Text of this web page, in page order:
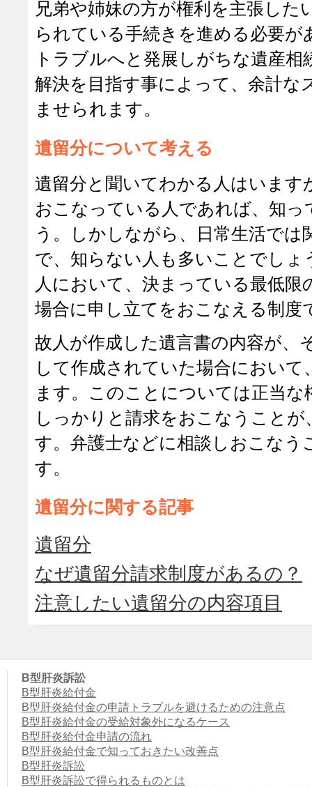
兄弟や姉妹の方が権利を主張した
られている手続きを進める必要
トラブルへと発展しがちな遺産
解決を目指す事によって、余計な
ませられます。
遺留分について考える
遺留分と聞いてわかる人はいます
おこなっている人であれば、知
う。しかしながら、日常生活で
で、知らない人も多いことでしょ
人において、決まっている最低限
場合に申し立てをおこなえる制度
故人が作成した遺言書の内容が、
して作成されていた場合におい
ます。このことについては正当
しっかりと請求をおこなうこと
す。弁護士などに相談しおこなう
す。
遺留分に関する記事
遺留分
なぜ遺留分請求制度があるの？
注意したい遺留分の内容項目
B型肝炎訴訟
B型肝炎給付金
B型肝炎給付金の申請トラブルを避けるための注意点
B型肝炎給付金の受給対象外になるケース
B型肝炎給付金申請の流れ
B型肝炎給付金で知っておきたい改善点
B型肝炎訴訟
B型肝炎訴訟で得られるものとは